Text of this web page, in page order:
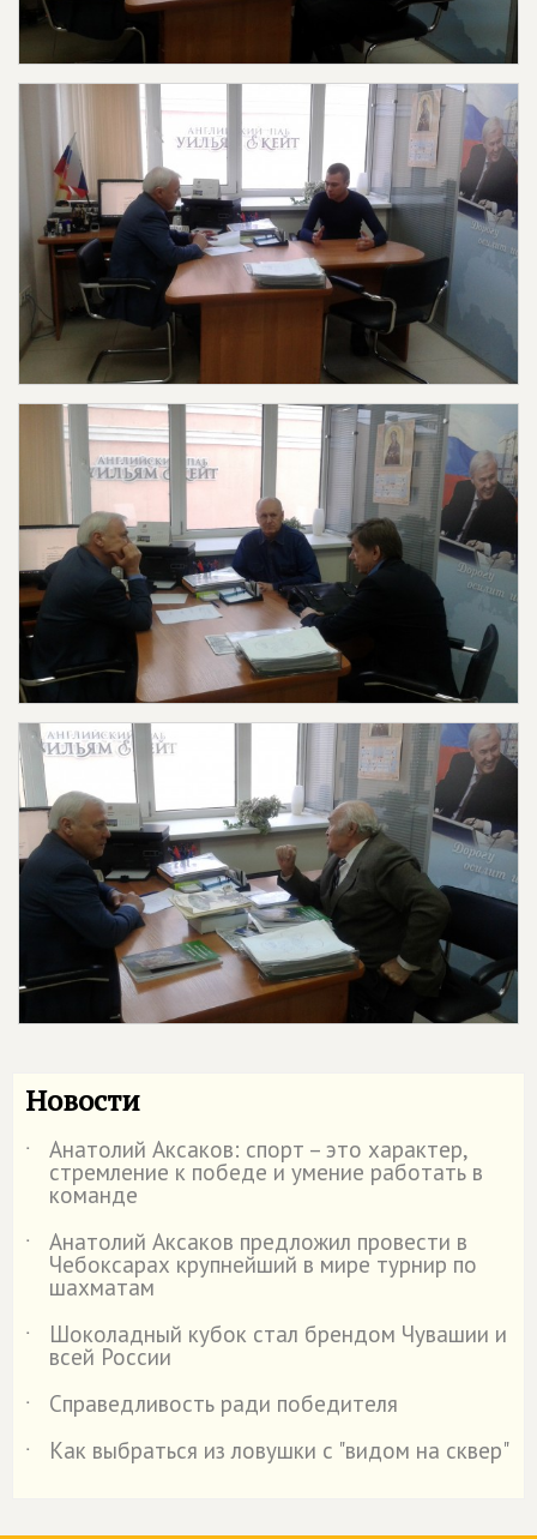
Новости
˙ Анатолий Аксаков: спорт – это характер,
стремление к победе и умение работать в
команде
˙
Анатолий Аксаков предложил провести в
Чебоксарах крупнейший в мире турнир по
шахматам
˙
Шоколадный кубок стал брендом Чувашии и
всей России
˙
Справедливость ради победителя
˙
Как выбраться из ловушки с "видом на сквер"